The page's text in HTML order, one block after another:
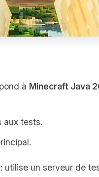
à Minecraft Java
aux tests.
: utilise un serveur de